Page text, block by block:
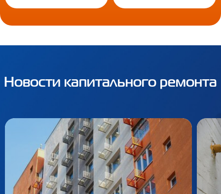
Новости капитального ремонта